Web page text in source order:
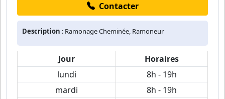
Contacter
Description : Ramonage Cheminée, Ramoneur
Jour
Horaires
lundi
8h - 19h
mardi
8h - 19h